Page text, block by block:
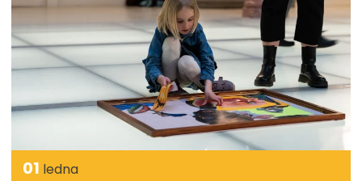
01 ledna